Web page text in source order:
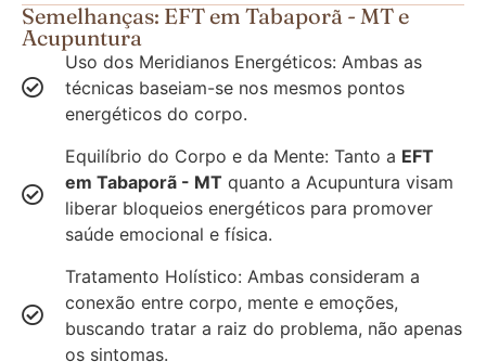
Semelhanças: EFT em Tabaporã - MT e
Acupuntura
Uso dos Meridianos Energéticos: Ambas as
técnicas baseiam-se nos mesmos pontos
energéticos do corpo.
Equilíbrio do Corpo e da Mente: Tanto a EFT
em Tabaporã - MT quanto a Acupuntura visam
liberar bloqueios energéticos para promover
saúde emocional e física.
Tratamento Holístico: Ambas consideram a
conexão entre corpo, mente e emoções,
buscando tratar a raiz do problema, não apenas
os sintomas.